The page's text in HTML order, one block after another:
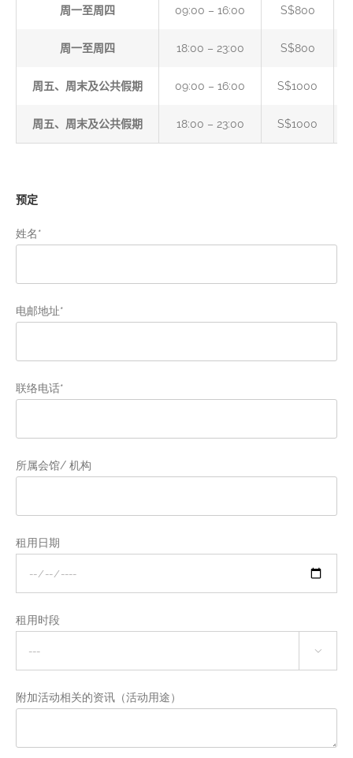
周一至周四 09:00 – 16:00 S$800
周一至周四 18:00 – 23:00 S$800
周五、周末及公共假期 09:00 – 16:00 S$1000
周五、周末及公共假期 18:00 – 23:00 S$1000
预定
姓名*
电邮地址*
联络电话*
所属会馆/ 机构
租用日期
租用时段

附加活动相关的资讯（活动用途）